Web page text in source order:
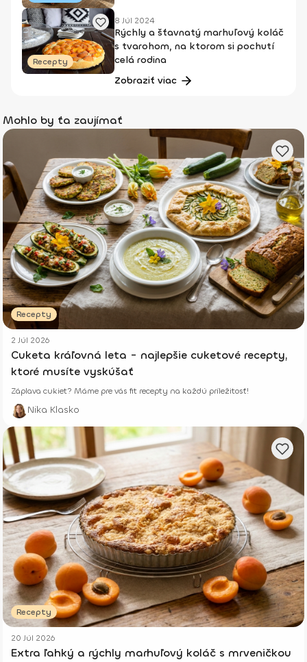
Recepty
8 Júl 2024
Rýchly a šťavnatý marhuľový koláč
s tvarohom, na ktorom si pochutí
celá rodina
Zobraziť viac
Mohlo by ťa zaujímať
Recepty
2 Júl 2026
Cuketa kráľovná leta - najlepšie cuketové recepty,
ktoré musíte vyskúšať
Záplava cukiet? Máme pre vás fit recepty na každú príležitosť!
Nika Klasko
Recepty
20 Júl 2026
Extra ľahký a rýchly marhuľový koláč s mrveničkou